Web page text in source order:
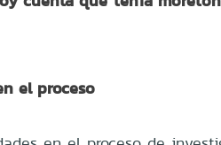
el proceso